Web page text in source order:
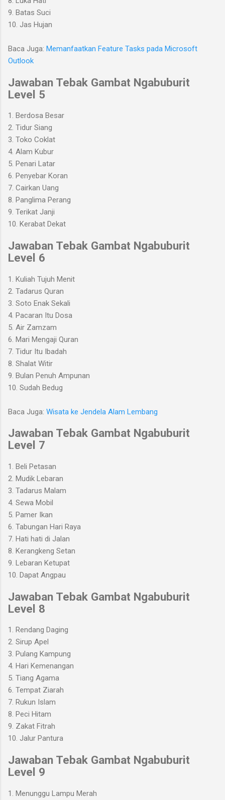
9. Batas Suci
10. Jas Hujan
Baca Juga: Memanfaatkan Feature Tasks pada Microsoft
Outlook
Jawaban Tebak Gambat Ngabuburit
Level 5
1. Berdosa Besar
2. Tidur Siang
3. Toko Coklat
4. Alam Kubur
5. Penari Latar
6. Penyebar Koran
7. Cairkan Uang
8. Panglima Perang
9. Terikat Janji
10. Kerabat Dekat
Jawaban Tebak Gambat Ngabuburit
Level 6
1. Kuliah Tujuh Menit
2. Tadarus Quran
3. Soto Enak Sekali
4. Pacaran Itu Dosa
5. Air Zamzam
6. Mari Mengaji Quran
7. Tidur Itu Ibadah
8. Shalat Witir
9. Bulan Penuh Ampunan
10. Sudah Bedug
Baca Juga: Wisata ke Jendela Alam Lembang
Jawaban Tebak Gambat Ngabuburit
Level 7
1. Beli Petasan
2. Mudik Lebaran
3. Tadarus Malam
4. Sewa Mobil
5. Pamer Ikan
6. Tabungan Hari Raya
7. Hati hati di Jalan
8. Kerangkeng Setan
9. Lebaran Ketupat
10. Dapat Angpau
Jawaban Tebak Gambat Ngabuburit
Level 8
1. Rendang Daging
2. Sirup Apel
3. Pulang Kampung
4. Hari Kemenangan
5. Tiang Agama
6. Tempat Ziarah
7. Rukun Islam
8. Peci Hitam
9. Zakat Fitrah
10. Jalur Pantura
Jawaban Tebak Gambat Ngabuburit
Level 9
1. Menunggu Lampu Merah